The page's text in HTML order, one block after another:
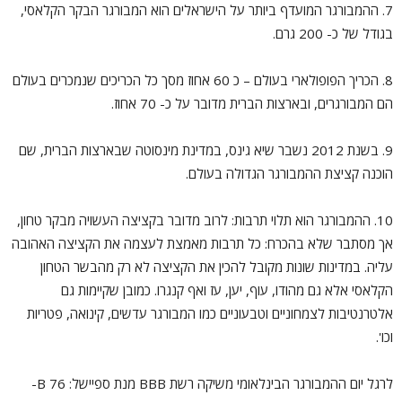
7. ההמבורגר המועדף ביותר על הישראלים הוא המבורגר הבקר הקלאסי,
בגודל של כ- 200 גרם.
8. הכריך הפופולארי בעולם – כ 60 אחוז מסך כל הכריכים שנמכרים בעולם
הם המבורגרים, ובארצות הברית מדובר על כ- 70 אחוז.
9. בשנת 2012 נשבר שיא גינס, במדינת מינסוטה שבארצות הברית, שם
הוכנה קציצת ההמבורגר הגדולה בעולם.
10. ההמבורגר הוא תלוי תרבות: לרוב מדובר בקציצה העשויה מבקר טחון,
אך מסתבר שלא בהכרח: כל תרבות מאמצת לעצמה את הקציצה האהובה
עליה. במדינות שונות מקובל להכין את הקציצה לא רק מהבשר הטחון
הקלאסי אלא גם מהודו, עוף, יען, עז ואף קנגרו. כמובן שקיימות גם
אלטרנטיבות לצמחוניים וטבעוניים כמו המבורגר עדשים, קינואה, פטריות
וכו'.
לרגל יום ההמבורגר הבינלאומי משיקה רשת BBB מנת ספיישל: 76 B-